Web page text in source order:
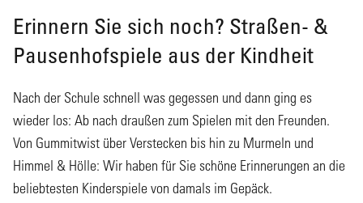
Erinnern Sie sich noch? Straßen- &
Pausenhofspiele aus der Kindheit
Nach der Schule schnell was gegessen und dann ging es
wieder los: Ab nach draußen zum Spielen mit den Freunden.
Von Gummitwist über Verstecken bis hin zu Murmeln und
Himmel & Hölle: Wir haben für Sie schöne Erinnerungen an die
beliebtesten Kinderspiele von damals im Gepäck.